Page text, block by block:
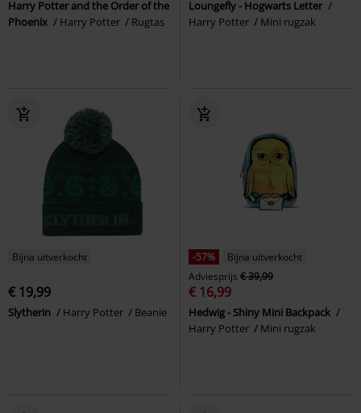
Harry Potter and the Order of the
Phoenix
Harry Potter Rugtas
Loungefly - Hogwarts Letter
Harry Potter
Mini rugzak
Bijna uitverkocht
€ 19,99
Slytherin Harry Potter Beanie
-57%
Bijna uitverkocht
Adviesprijs € 39,99
€ 16,99
Hedwig - Shiny Mini Backpack
Harry Potter
Mini rugzak